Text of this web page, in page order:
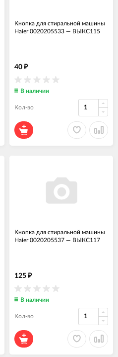
Кнопка для стиральной машины
Haier 0020205533 — ВЫКС115
40 ₽
В наличии
Кол-во
Кнопка для стиральной машины
Haier 0020205537 — ВЫКС117
125 ₽
В наличии
Кол-во